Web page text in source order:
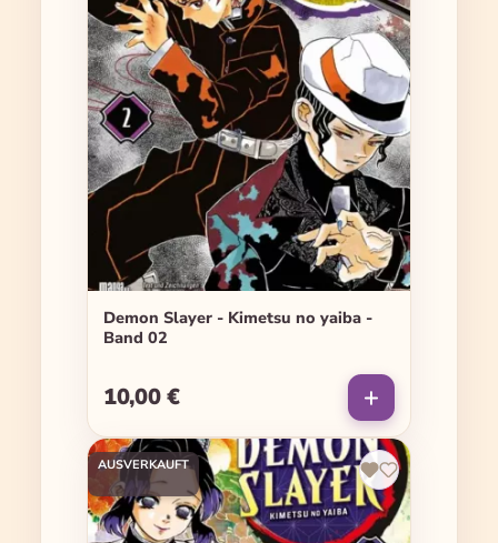
Demon Slayer - Kimetsu no yaiba -
Band 02
Regulärer Preis:
10,00 €
AUSVERKAUFT